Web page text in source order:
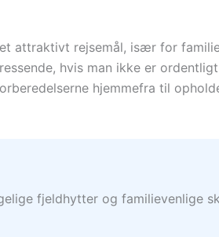
attraktivt rejsemål, især for
hvis man ikke er
hjemmefra til
fjeldhytter og familievenlige